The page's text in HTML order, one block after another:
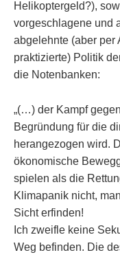
Helikoptergeld?),
vorgeschlagene und
abgelehnte (aber per
praktizierte) Politik
die Notenbanken:
„(…) der Kampf
Begründung für die
herangezogen wird.
ökonomische
spielen als die
Klimapanik nicht,
Sicht erfinden!
Ich zweifle keine
Weg befinden. Die